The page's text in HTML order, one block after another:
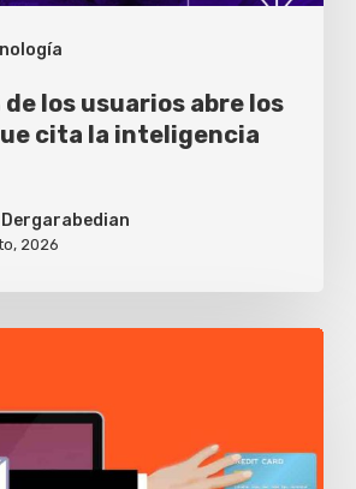
de los usuarios abre los
cita la inteligencia
2026